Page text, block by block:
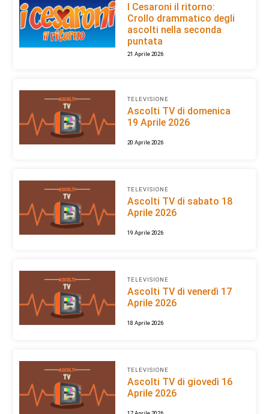
I Cesaroni il ritorno:
Crollo drammatico degli
ascolti nella seconda
puntata
21 Aprile 2026
TELEVISIONE
Ascolti TV di domenica
19 Aprile 2026
20 Aprile 2026
TELEVISIONE
Ascolti TV di sabato 18
Aprile 2026
19 Aprile 2026
TELEVISIONE
Ascolti TV di venerdì 17
Aprile 2026
18 Aprile 2026
TELEVISIONE
Ascolti TV di giovedì 16
Aprile 2026